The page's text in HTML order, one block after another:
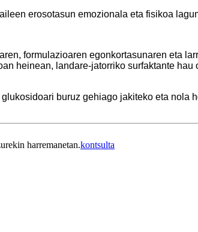
erosotasun emozionala eta fisikoa
formulazioaren egonkortasunaren eta
heinean, landare-jatorriko surfaktante hau
buruz gehiago jakiteko eta nola
harremanetan.kontsulta